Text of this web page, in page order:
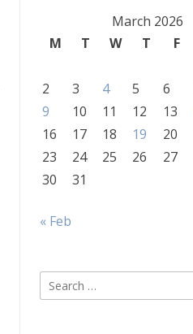
March 2026
M
T W T F
2
3 4 5 6
9
10 11 12 13
16
17 18 19 20
23
24 25 26 27
30
31
« Feb
Search
for: